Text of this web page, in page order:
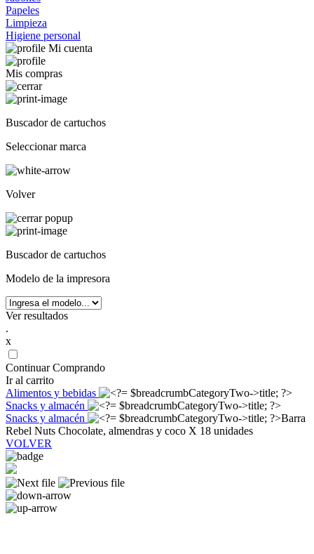
Papeles
Limpieza
Higiene personal
Mi cuenta
Mis compras
Buscador de cartuchos
Seleccionar marca
Volver
Buscador de cartuchos
Modelo de la impresora
Ver resultados
.
x
Continuar Comprando
Ir al carrito
Alimentos y bebidas
Snacks y almacén
Snacks y almacén
Barra
Rebel Nuts Chocolate, almendras y coco X 18 unidades
VOLVER